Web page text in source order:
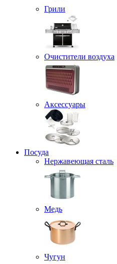
Грили
Очистители воздуха
Аксессуары
Посуда
Нержавеющая сталь
Медь
Чугун